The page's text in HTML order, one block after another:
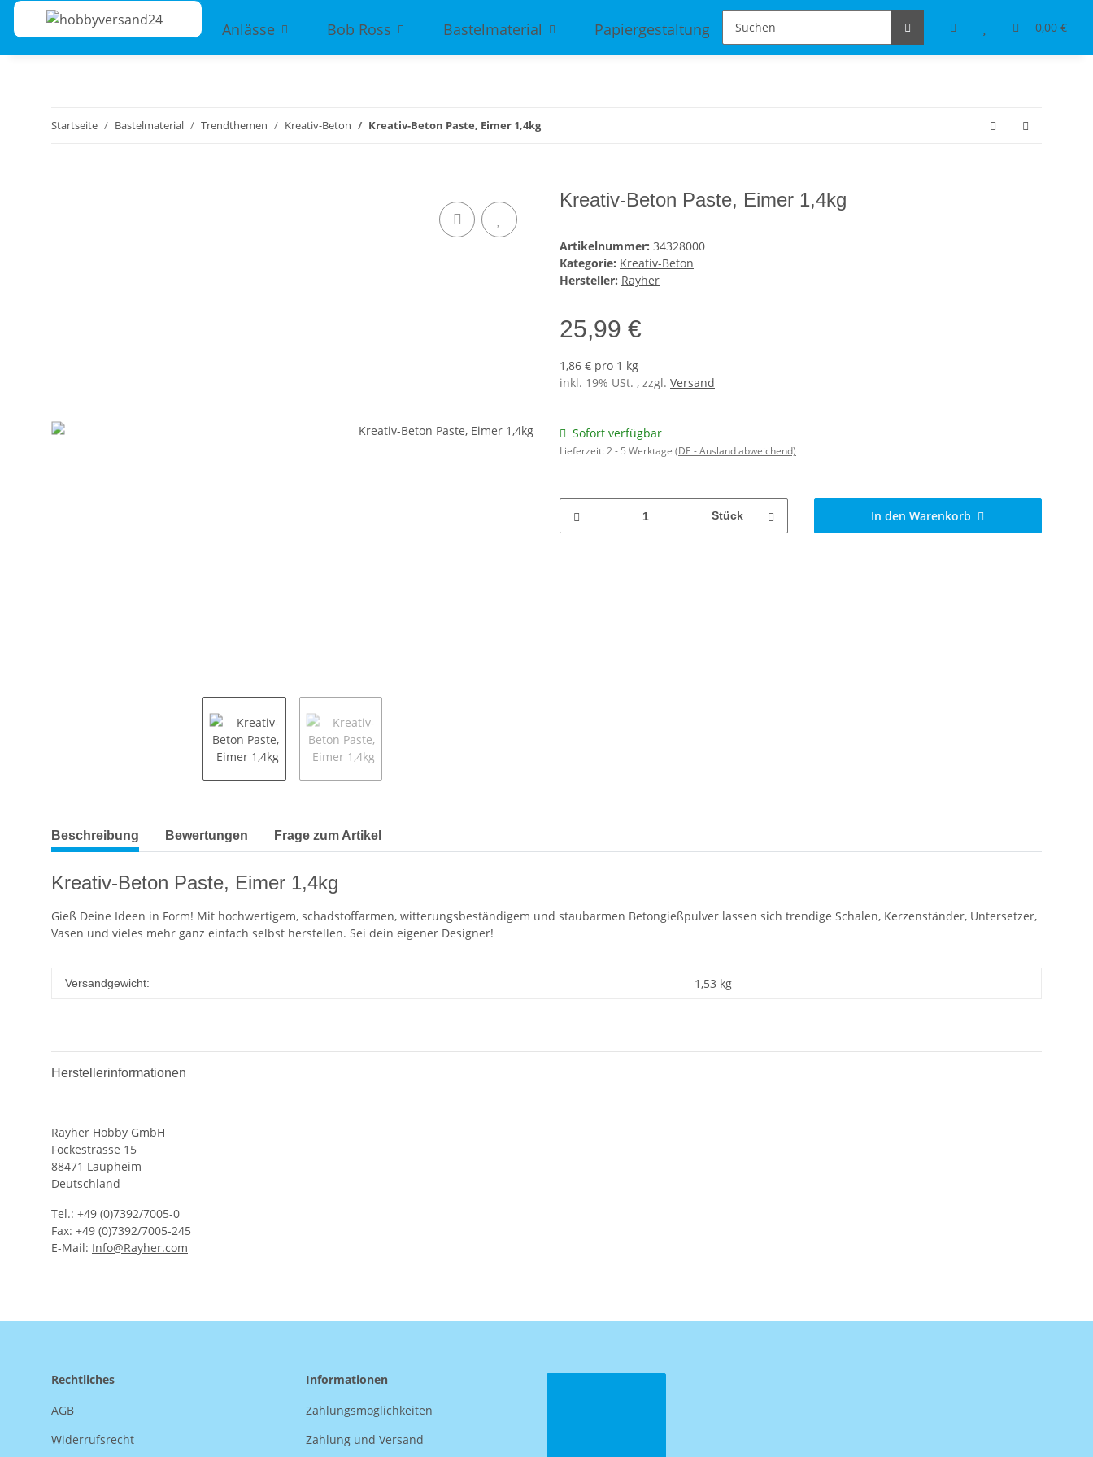
0,00 €
Anlässe Bob Ross Bastelmaterial Papiergestaltung Schmuckdesign Tischdeko & Accessoires
Startseite Bastelmaterial Trendthemen Kreativ-Beton Kreativ-Beton Paste, Eimer 1,4kg
Kreativ-Beton Paste, Eimer 1,4kg
Artikelnummer: 34328000
Kategorie: Kreativ-Beton
Hersteller: Rayher
25,99 €
1,86 € pro 1 kg
inkl. 19% USt. , zzgl. Versand
Sofort verfügbar
Lieferzeit:2 - 5 Werktage (DE - Ausland abweichend)
Stück In den Warenkorb
Beschreibung Bewertungen Frage zum Artikel
Kreativ-Beton Paste, Eimer 1,4kg
Gieß Deine Ideen in Form! Mit hochwertigem, schadstoffarmen, witterungsbeständigem und staubarmen Betongießpulver lassen sich trendige Schalen, Kerzenständer, Untersetzer,
Vasen und vieles mehr ganz einfach selbst herstellen. Sei dein eigener Designer!
Versandgewicht: 1,53 kg
Herstellerinformationen
Rayher Hobby GmbH
Fockestrasse 15
88471 Laupheim
Deutschland
Tel.: +49 (0)7392/7005-0
Fax: +49 (0)7392/7005-245
E-Mail: Info@Rayher.com
Rechtliches
AGB
Widerrufsrecht
Informationen
Zahlungsmöglichkeiten
Zahlung und Versand